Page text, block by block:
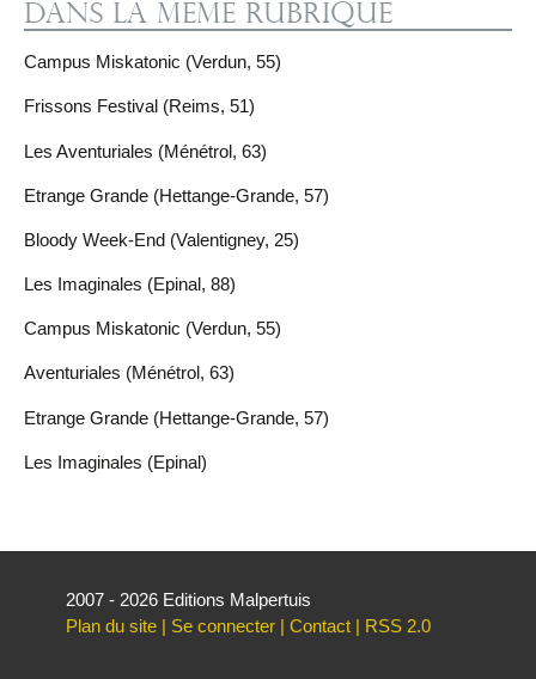
Dans la même rubrique
Campus Miskatonic (Verdun, 55)
Frissons Festival (Reims, 51)
Les Aventuriales (Ménétrol, 63)
Etrange Grande (Hettange-Grande, 57)
Bloody Week-End (Valentigney, 25)
Les Imaginales (Epinal, 88)
Campus Miskatonic (Verdun, 55)
Aventuriales (Ménétrol, 63)
Etrange Grande (Hettange-Grande, 57)
Les Imaginales (Epinal)
2007 - 2026 Editions Malpertuis
Plan du site | Se connecter | Contact | RSS 2.0